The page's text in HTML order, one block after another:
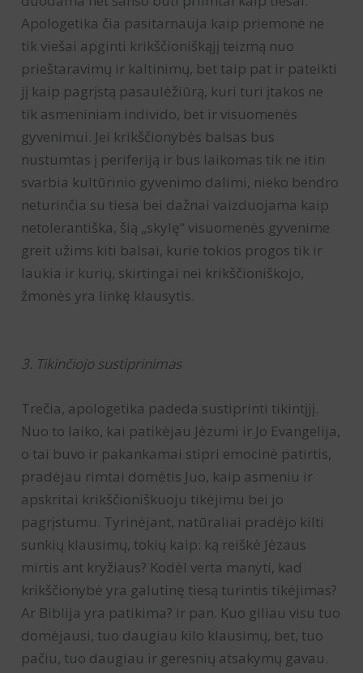
Apologetika čia pasitarnauja kaip priemonė ne
tik viešai apginti krikščioniškąjį teizmą nuo
prieštaravimų ir kaltinimų, bet taip pat ir pateikti
jį kaip pagrįstą pasaulėžiūrą, kuri turi įtakos ne
tik asmeniniam individo, bet ir visuomenės
gyvenimui. Jei krikščionybės balsas bus
nustumtas į periferiją ir bus laikomas tik ne itin
svarbia kultūrinio gyvenimo dalimi, nieko bendro
neturinčia su tiesa bei dažnai vaizduojama kaip
netolerantiška, šią „skylę“ visuomenės gyvenime
greit užims kiti balsai, kurie tokios progos tik ir
laukia ir kurių, skirtingai nei krikščioniškojo,
žmonės yra linkę klausytis.
3. Tikinčiojo sustiprinimas
Trečia, apologetika padeda sustiprinti tikintįjį.
Nuo to laiko, kai patikėjau Jėzumi ir Jo Evangelija,
o tai buvo ir pakankamai stipri emocinė patirtis,
pradėjau rimtai domėtis Juo, kaip asmeniu ir
apskritai krikščioniškuoju tikėjimu bei jo
pagrįstumu. Tyrinėjant, natūraliai pradėjo kilti
sunkių klausimų, tokių kaip: ką reiškė Jėzaus
mirtis ant kryžiaus? Kodėl verta manyti, kad
krikščionybė yra galutinę tiesą turintis tikėjimas?
Ar Biblija yra patikima? ir pan. Kuo giliau visu tuo
domėjausi, tuo daugiau kilo klausimų, bet, tuo
pačiu, tuo daugiau ir geresnių atsakymų gavau.